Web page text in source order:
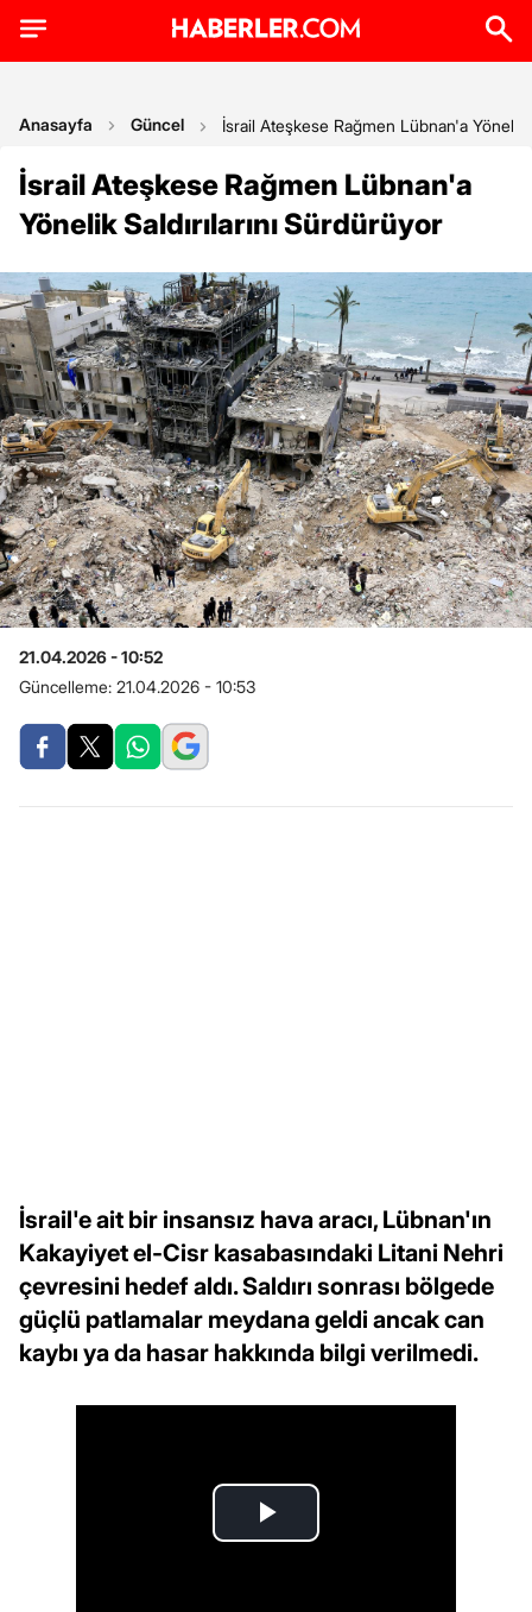
Anasayfa Güncel İsrail Ateşkese Rağmen Lübnan'a Yönelik
İsrail Ateşkese Rağmen Lübnan'a
Yönelik Saldırılarını Sürdürüyor
21.04.2026 - 10:52
Güncelleme: 21.04.2026 - 10:53
İsrail'e ait bir insansız hava aracı, Lübnan'ın
Kakayiyet el-Cisr kasabasındaki Litani Nehri
çevresini hedef aldı. Saldırı sonrası bölgede
güçlü patlamalar meydana geldi ancak can
kaybı ya da hasar hakkında bilgi verilmedi.